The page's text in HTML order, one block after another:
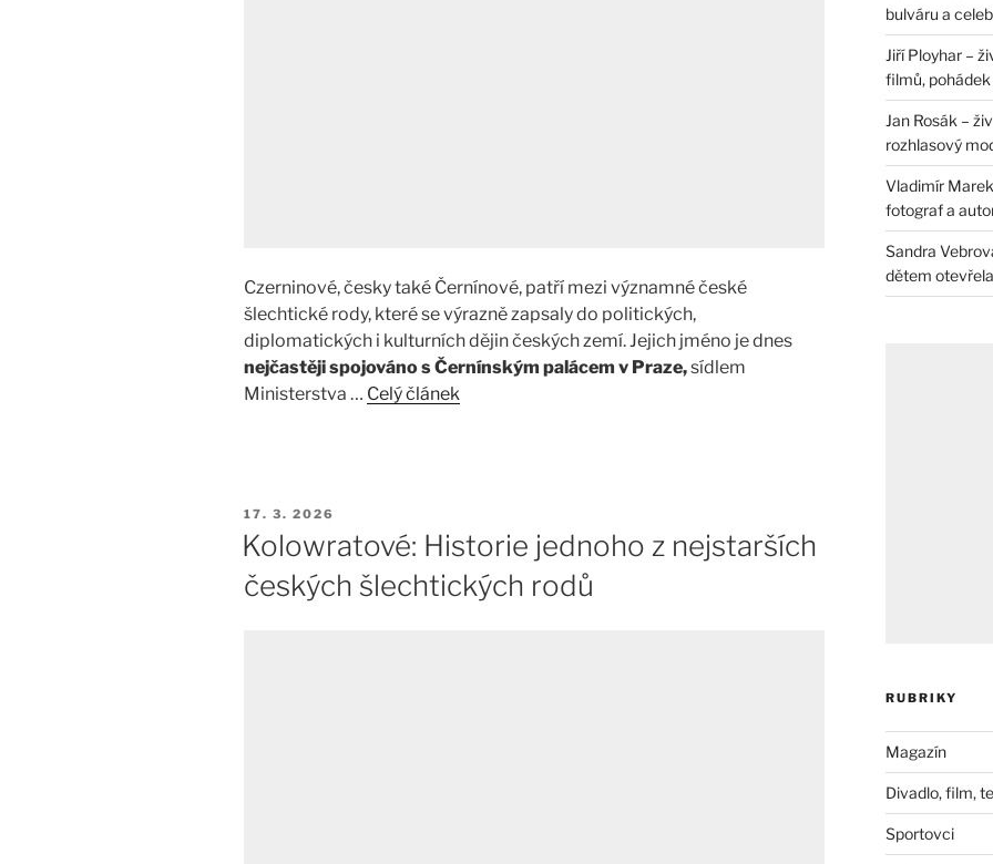
Czerninové, česky také Černínové, patří mezi významné české
šlechtické rody, které se výrazně zapsaly do politických,
diplomatických i kulturních dějin českých zemí. Jejich jméno je dnes
nejčastěji spojováno s Černínským palácem v Praze,sídlem
Ministerstva … Celý článek
PUBLIKOVÁNO
17. 3. 2026
Kolowratové: Historie jednoho z nejstarších
českých šlechtických rodů
bulváru a
Jiří Ployhar –
filmů, pohádek
Jan Rosák –
rozhlasový
Vladimír
fotograf a
Sandra
dětem
RUBRIKY
Magazín
Divadlo, film,
Sportovci